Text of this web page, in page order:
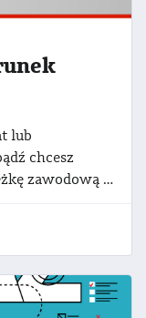
lub
chcesz
zmienić swoją dotychczasową ścieżkę zawodową - spróbuj swoich sił w flagowym programie stażowym Kierunek ORLEN. To program płatnych staży, realizowanych w Spółkach Grupy ORLEN: PKN ORLEN, ANWIL, ORLEN CUK - Centrum Usług Korporacyjnych, ORLEN Laboratorium, ORLEN Paliwa, ORLEN Południe, ORLEN Serwis, ORLEN Upstream. Rekrutacja do programu jest realizowana dwa razy w roku.